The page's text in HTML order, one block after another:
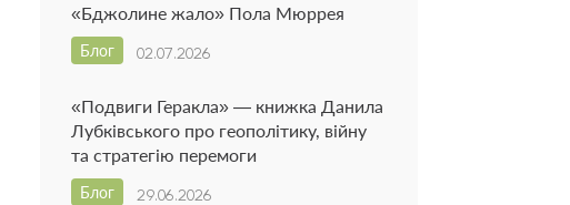
«Бджолине жало» Пола Мюррея
02.07.2026
Блог
«Подвиги Геракла» — книжка Данила
Лубківського про геополітику, війну
та стратегію перемоги
29.06.2026
Блог